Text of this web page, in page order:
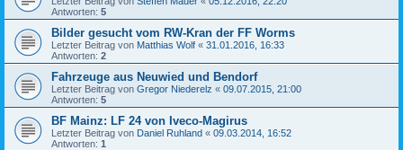
Antworten: 5
Bilder gesucht vom RW-Kran der FF Worms
Letzter Beitrag von Matthias Wolf « 31.01.2016, 16:33
Antworten: 2
Fahrzeuge aus Neuwied und Bendorf
Letzter Beitrag von Gregor Niederelz « 09.07.2015, 21:00
Antworten: 5
BF Mainz: LF 24 von Iveco-Magirus
Letzter Beitrag von Daniel Ruhland « 09.03.2014, 16:52
Antworten: 1